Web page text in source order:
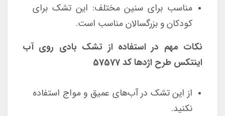
مناسب برای سنین مختلف: این تشک برای
کودکان و بزرگسالان مناسب است.
نکات مهم در استفاده از تشک بادی روی آب
اینتکس طرح اژدها کد 57577
از این تشک در آب‌های عمیق و مواج استفاده
نکنید.